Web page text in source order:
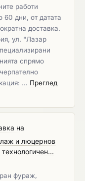
работи
дни, от датата
доставка.
ул. "Лазар
спрямо
… Преглед
на
и люцернов
фураж,